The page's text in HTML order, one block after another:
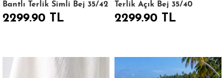
Bantlı Terlik Simli Bej 35/42
2299.90 TL
Terlik Açık Bej 35/40
2299.90 TL